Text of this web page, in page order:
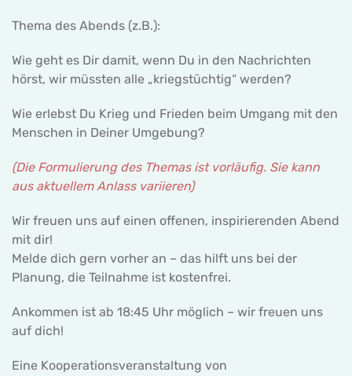
Thema des Abends (z.B.):
Wie geht es Dir damit, wenn Du in den Nachrichten
hörst, wir müssten alle „kriegstüchtig“ werden?
Wie erlebst Du Krieg und Frieden beim Umgang mit den
Menschen in Deiner Umgebung?
(Die Formulierung des Themas ist vorläufig. Sie kann
aus aktuellem Anlass variieren)
Wir freuen uns auf einen offenen, inspirierenden Abend
mit dir!
Melde dich gern vorher an – das hilft uns bei der
Planung, die Teilnahme ist kostenfrei.
Ankommen ist ab 18:45 Uhr möglich – wir freuen uns
auf dich!
Eine Kooperationsveranstaltung von